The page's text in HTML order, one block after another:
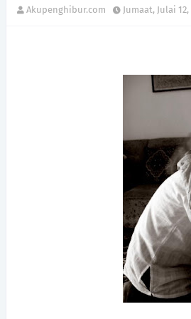
Akupenghibur.com Jumaat, Julai 12,